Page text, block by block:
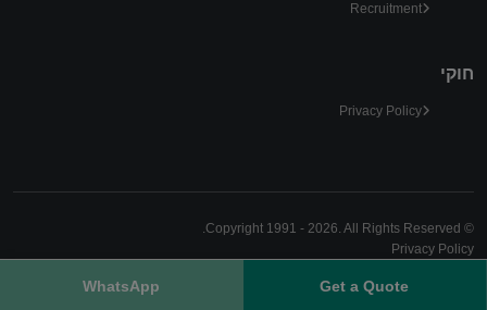
Get a Quote
WhatsApp
Recruitment
חוקי
Privacy Policy
© Copyright 1991 - 2026. All Rights Reserved.
Privacy Policy